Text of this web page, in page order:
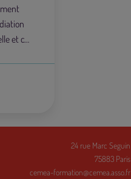
et c…
24 rue Marc Seguin
75883 Paris
cemea-formation@cemea.asso.fr